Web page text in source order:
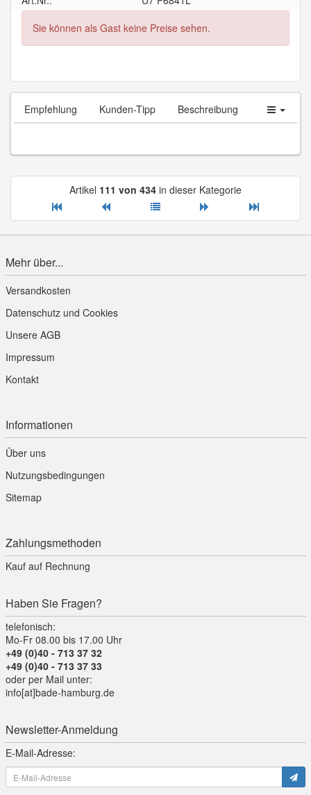
Sie können als Gast keine Preise sehen.
Empfehlung Kunden-Tipp Beschreibung
Artikel 111 von 434 in dieser Kategorie
Mehr über...
Versandkosten
Datenschutz und Cookies
Unsere AGB
Impressum
Kontakt
Informationen
Über uns
Nutzungsbedingungen
Sitemap
Zahlungsmethoden
Kauf auf Rechnung
Haben Sie Fragen?
telefonisch:
Mo-Fr 08.00 bis 17.00 Uhr
+49 (0)40 - 713 37 32
+49 (0)40 - 713 37 33
oder per Mail unter:
info[at]bade-hamburg.de
Newsletter-Anmeldung
E-Mail-Adresse: